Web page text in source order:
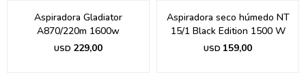
Aspiradora Gladiator
A870/220m 1600w
USD 229,00
Aspiradora seco húmedo NT
15/1 Black Edition 1500 W
USD 159,00